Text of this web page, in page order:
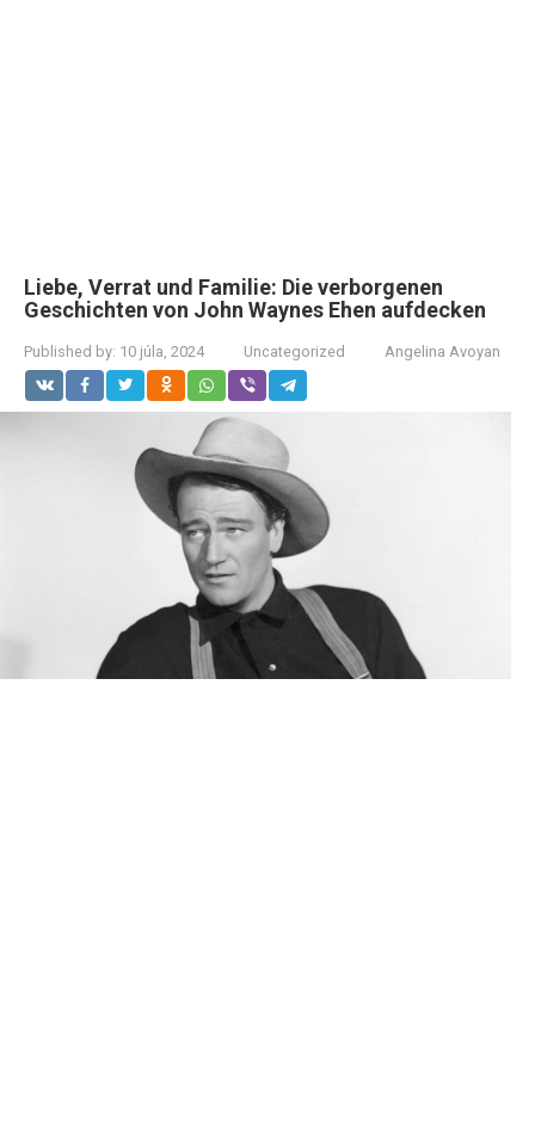
Liebe, Verrat und Familie: Die verborgenen
Geschichten von John Waynes Ehen aufdecken
Published by: 10 júla, 2024 Uncategorized Angelina Avoyan